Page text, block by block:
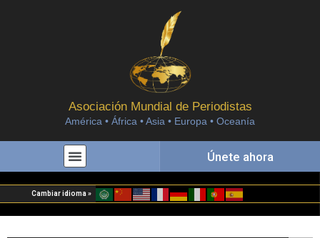
Asociación Mundial de Periodistas
América • África • Asia • Europa • Oceanía
Únete ahora
Cambiar idioma »